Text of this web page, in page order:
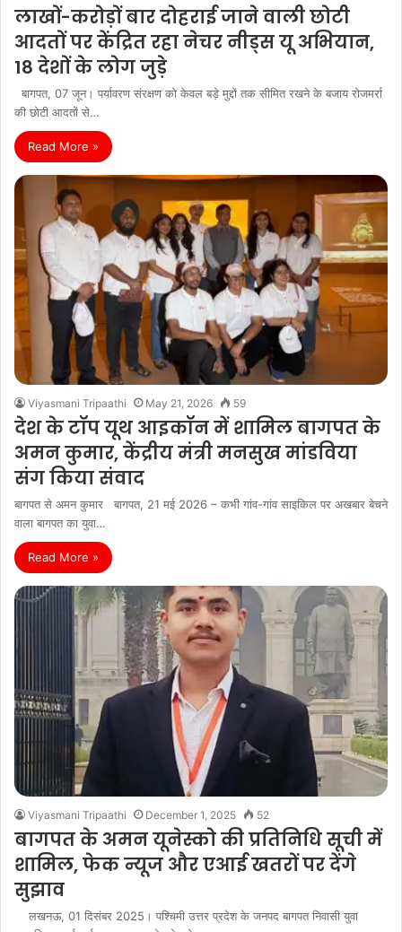
लाखों-करोड़ों बार दोहराई जाने वाली छोटी
आदतों पर केंद्रित रहा नेचर नीड्स यू अभियान,
18 देशों के लोग जुड़े
बागपत, 07 जून। पर्यावरण संरक्षण को केवल बड़े मुद्दों तक सीमित रखने के बजाय रोजमर्रा
की छोटी आदतों से…
Read More »
Viyasmani Tripaathi May 21, 2026 59
देश के टॉप यूथ आइकॉन में शामिल बागपत के
अमन कुमार, केंद्रीय मंत्री मनसुख मांडविया
संग किया संवाद
बागपत से अमन कुमार बागपत, 21 मई 2026 – कभी गांव-गांव साइकिल पर अखबार बेचने
वाला बागपत का युवा…
Read More »
Viyasmani Tripaathi December 1, 2025 52
बागपत के अमन यूनेस्को की प्रतिनिधि सूची में
शामिल, फेक न्यूज और एआई खतरों पर देंगे
सुझाव
लखनऊ, 01 दिसंबर 2025। पश्चिमी उत्तर प्रदेश के जनपद बागपत निवासी युवा